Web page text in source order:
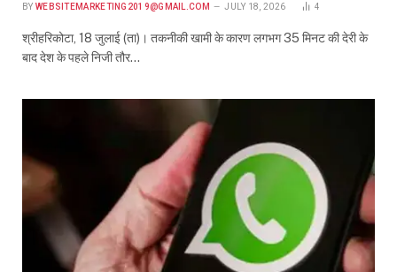
BY WEBSITEMARKETING2019@GMAIL.COM JULY 18, 2026 4
श्रीहरिकोटा, 18 जुलाई (ता)। तकनीकी खामी के कारण लगभग 35 मिनट की देरी के
बाद देश के पहले निजी तौर…